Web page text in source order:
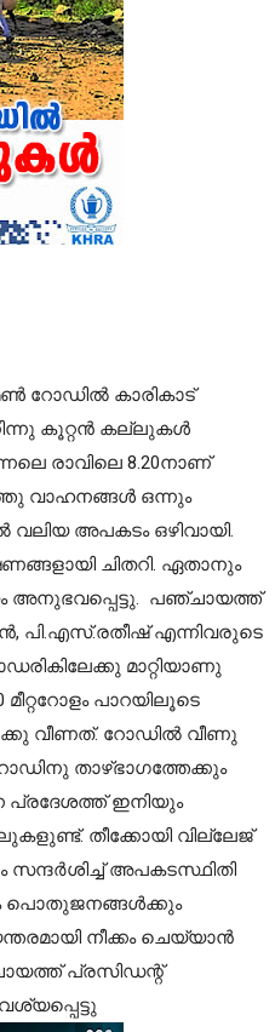
റോഡിൽ കാരികാട്
കൂറ്റൻ കല്ലുകൾ
രാവിലെ 8.20നാണ്
വാഹനങ്ങൾ ഒന്നും
അപകടം ഒഴിവായി.
ചിതറി. ഏതാനും
അനുഭവപ്പെട്ടു. പഞ്ചായത്ത്
പി.എസ്.രതീഷ് എന്നിവരുടെ
മാറ്റിയാണു
പാറയിലൂടെ
വീണത്. റോഡിൽ വീണു
താഴ്ഭാഗത്തേക്കും
പ്രദേശത്ത് ഇനിയും
തീക്കോയി വില്ലേജ്
അപകടസ്ഥിതി
പൊതുജനങ്ങൾക്കും
നീക്കം ചെയ്യാൻ
പ്രസിഡന്റ്